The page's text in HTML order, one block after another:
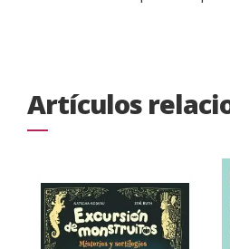
Artículos